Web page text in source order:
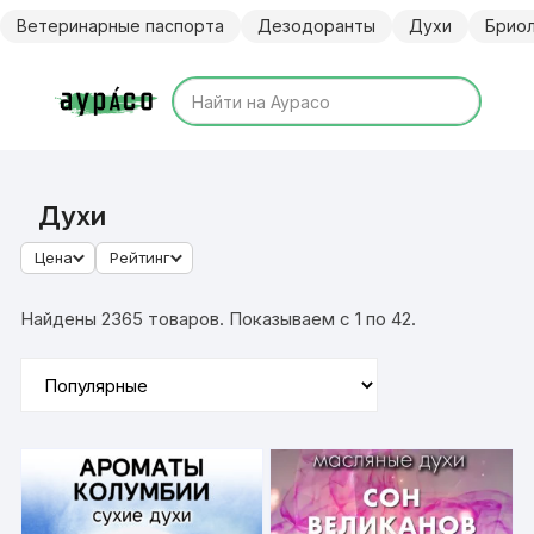
Ветеринарные паспорта Дезодоранты Духи
Духи
Цена Рейтинг
Найдены 2365 товаров. Показываем с 1 по 42.